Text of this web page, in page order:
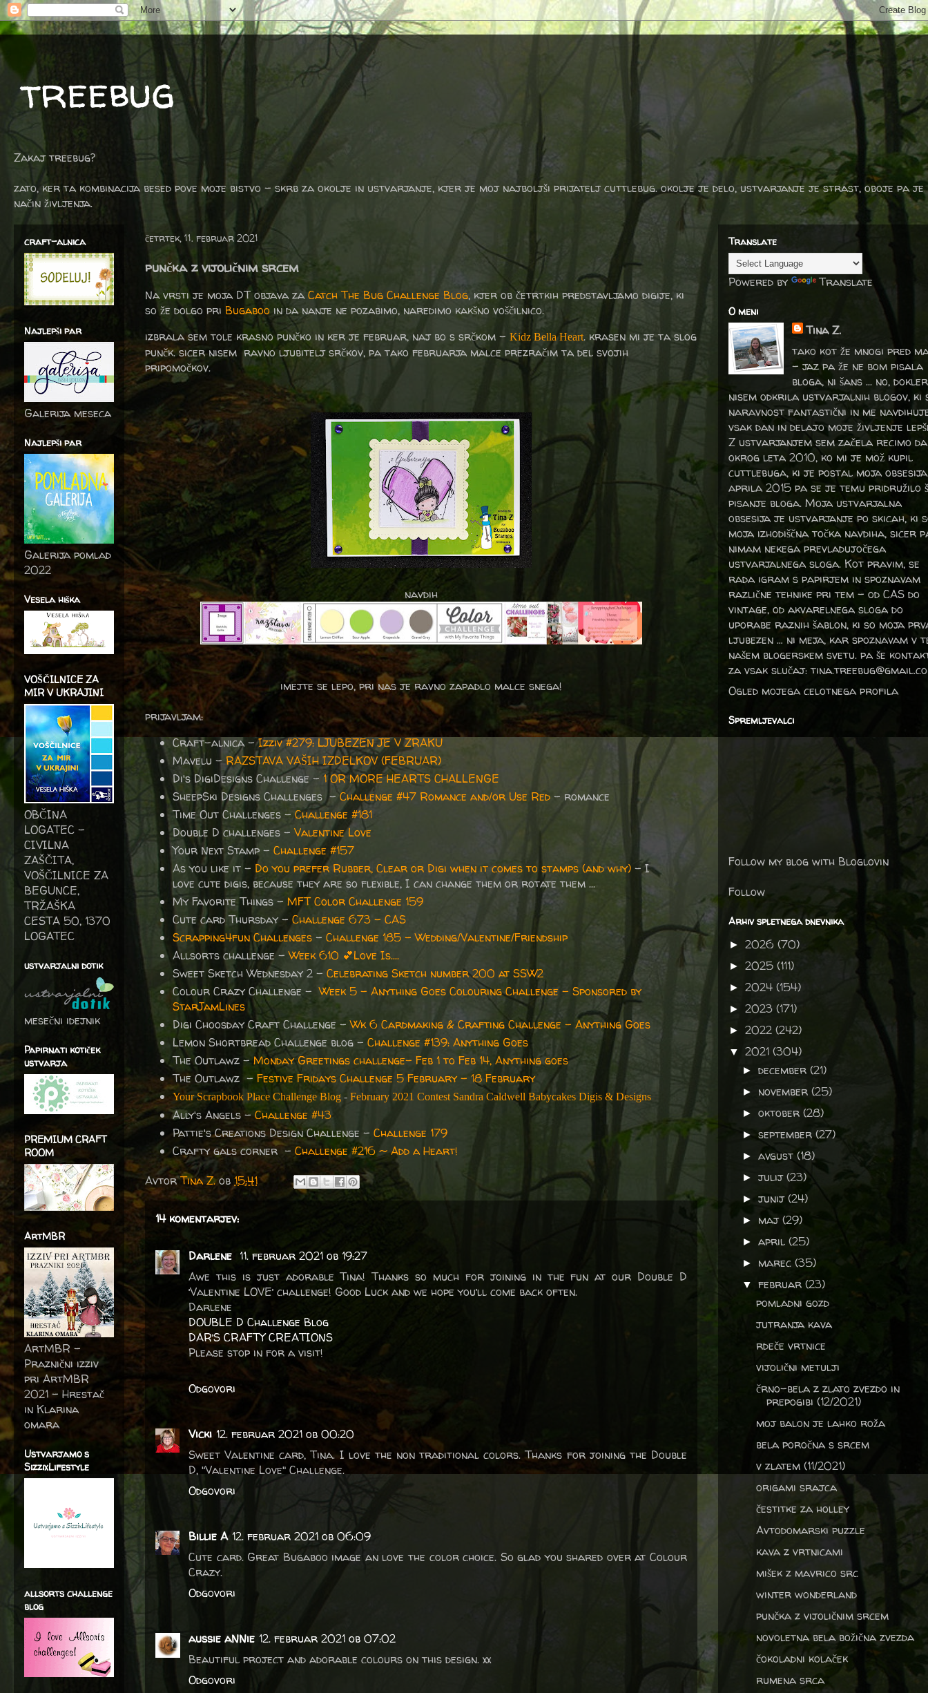
treebug
Zakaj treebug?
zato, ker ta kombinacija besed pove moje bistvo - skrb za okolje in ustvarjanje, kjer je moj najboljši prijatelj cuttlebug. okolje je delo, ustvarjanje je strast, oboje pa je
način življenja.
četrtek, 11. februar 2021
punčka z vijoličnim srcem
Na vrsti je moja DT objava zaCatch The Bug Challenge Blog, kjer ob četrtkih predstavljamo digije, ki
so že dolgo pri Bugaboo in da nanje ne pozabimo, naredimo kakšno voščilnico.
izbrala sem tole krasno punčko in ker je februar, naj bo s srčkom - Kidz Bella Heart. krasen mi je ta slog
punčk. sicer nisem ravno ljubitelj srčkov, pa tako februarja malce prezračim ta del svojih
pripomočkov.
navdih
imejte se lepo, pri nas je ravno zapadlo malce snega!
prijavljam:
Craft-alnica -Izziv #279: LJUBEZEN JE V ZRAKU
Mavelu -RAZSTAVA VAŠIH IZDELKOV (FEBRUAR)
Di's DigiDesigns Challenge - 1 OR MORE HEARTS CHALLENGE
SheepSki Designs Challenges -Challenge #47 Romance and/or Use Red - romance
Time Out Challenges -Challenge #181
Double D challenges - Valentine Love
Your Next Stamp - Challenge #157
As you like it - Do you prefer Rubber, Clear or Digi when it comes to stamps (and why) – I
love cute digis, because they are so flexible, I can change them or rotate them ...
My Favorite Things - MFT Color Challenge 159
Cute card Thursday - Challenge 673 - CAS
Scrapping4fun Challenges - Challenge 185 - Wedding/Valentine/Friendship
Allsorts challenge -Week 610 💕Love Is....
Sweet Sketch Wednesday 2 - Celebrating Sketch number 200 at SSW2
Colour Crazy Challenge -Week 5 - Anything Goes Colouring Challenge - Sponsored by
StarJamLines
Digi Choosday Craft Challenge -Wk 6 Cardmaking & Crafting Challenge - Anything Goes
Lemon Shortbread Challenge blog - Challenge #139: Anything Goes
The Outlawz -Monday Greetings challenge- Feb 1 to Feb 14, Anything goes
The Outlawz - Festive Fridays Challenge 5 February - 18 February
Your Scrapbook Place Challenge Blog - February 2021 Contest Sandra Caldwell Babycakes Digis & Designs
Ally's Angels - Challenge #43
Pattie's Creations Design Challenge - Challenge 179
Crafty gals corner - Challenge #216 ~ Add a Heart!
AvtorTina Z. ob 15:41
14 komentarjev:
Darlene 11. februar 2021 ob 19:27
Awe this is just adorable Tina! Thanks so much for joining in the fun at our Double D
‘Valentine LOVE’ challenge! Good Luck and we hope you’ll come back often.
Darlene
DOUBLE D Challenge Blog
DAR’S CRAFTY CREATIONS
Please stop in for a visit!
Odgovori
Vicki 12. februar 2021 ob 00:20
Sweet Valentine card, Tina. I love the non traditional colors. Thanks for joining the Double
D, "Valentine Love" Challenge.
Odgovori
Billie A 12. februar 2021 ob 06:09
Cute card. Great Bugaboo image an love the color choice. So glad you shared over at Colour
Crazy.
Odgovori
aussie aNNie 12. februar 2021 ob 07:02
Beautiful project and adorable colours on this design. xx
Odgovori
craft-alnica
Najlepši par
Galerija meseca
Najlepši par
Galerija pomlad
2022
Vesela hiška
VOŠČILNICE ZA
MIR V UKRAJINI
OBČINA
LOGATEC -
CIVILNA
ZAŠČITA,
VOŠČILNICE ZA
BEGUNCE,
TRŽAŠKA
CESTA 50, 1370
LOGATEC
ustvarjalni dotik
mesečni idejnik
Papirnati kotiček
ustvarja
PREMIUM CRAFT
ROOM
ArtMBR
ArtMBR -
Praznični izziv
pri ArtMBR
2021 – Hrestač
in Klarina
omara
Ustvarjamo s
SizzixLifestyle
allsorts challenge
blog
Translate
Powered by Translate
O meni
Tina Z.
tako kot že mnogi pred
- jaz pa že ne bom pisala
bloga, ni šans ... no, dokler
nisem odkrila ustvarjalnih blogov, ki
naravnost fantastični in me
vsak dan in delajo moje življenje
Z ustvarjanjem sem začela recimo da
okrog leta 2010, ko mi je mož kupil
cuttlebuga, ki je postal moja
aprila 2015 pa se je temu pridružilo
pisanje bloga. Moja ustvarjalna
obsesija je ustvarjanje po skicah, ki
moja izhodiščna točka navdiha, sicer
nimam nekega prevladujočega
ustvarjalnega sloga. Kot pravim, se
rada igram s papirjem in spoznavam
različne tehnike pri tem – od CAS do
vintage, od akvarelnega sloga do
uporabe raznih šablon, ki so moja
ljubezen … ni meja, kar spoznavam v
našem blogerskem svetu. pa še
za vsak slučaj:
Ogled mojega celotnega profila
Spremljevalci
Follow my blog with Bloglovin
Follow
Arhiv spletnega dnevnika
► 2026 (70)
► 2025 (111)
► 2024 (154)
► 2023 (171)
► 2022 (242)
▼ 2021 (304)
►december(21)
► november(25)
►oktober(28)
►september(27)
►avgust(18)
►julij(23)
►junij(24)
► maj(29)
►april(25)
► marec(35)
▼februar(23)
pomladni gozd
jutranja kava
rdeče vrtnice
vijolični metulji
črno-bela z zlato zvezdo in
prepogibi (12/2021)
moj balon je lahko roža
bela poročna s srcem
v zlatem (11/2021)
origami srajca
čestitke za holley
Avtodomarski puzzle
kava z vrtnicami
mišek z mavrico src
winter wonderland
punčka z vijoličnim srcem
novoletna bela božična zvezda
čokoladni kolaček
rumena srca